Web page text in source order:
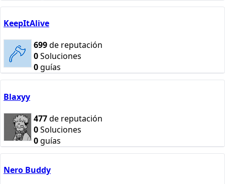
KeepItAlive
699de reputación
0Soluciones
0guías
Blaxyy
477de reputación
0Soluciones
0guías
Nero Buddy